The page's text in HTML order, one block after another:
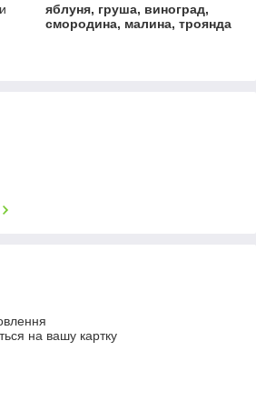
яблуня, груша, виноград,
смородина, малина, троянда
на вашу картку